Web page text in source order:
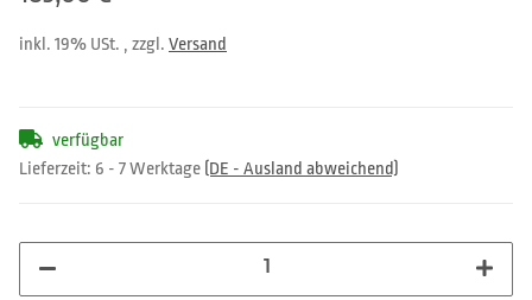
inkl. 19% USt. , zzgl. Versand
verfügbar
Lieferzeit: 6 - 7 Werktage (DE - Ausland abweichend)